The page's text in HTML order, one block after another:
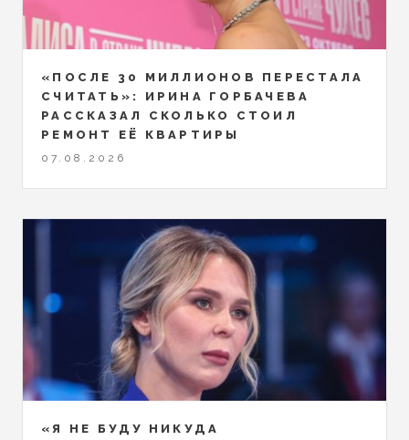
«ПОСЛЕ 30 МИЛЛИОНОВ ПЕРЕСТАЛА
СЧИТАТЬ»: ИРИНА ГОРБАЧЕВА
РАССКАЗАЛ СКОЛЬКО СТОИЛ
РЕМОНТ ЕЁ КВАРТИРЫ
07.08.2026
«Я НЕ БУДУ НИКУДА